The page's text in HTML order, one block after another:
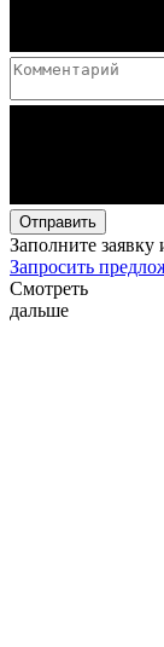
Отправить
Заполните
Запросить
Смотреть
дальше